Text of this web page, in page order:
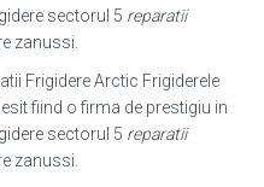
sectorul 5 reparatii
zanussi.
Frigidere Arctic Frigiderele
fiind o firma de prestigiu in
sectorul 5 reparatii
zanussi.